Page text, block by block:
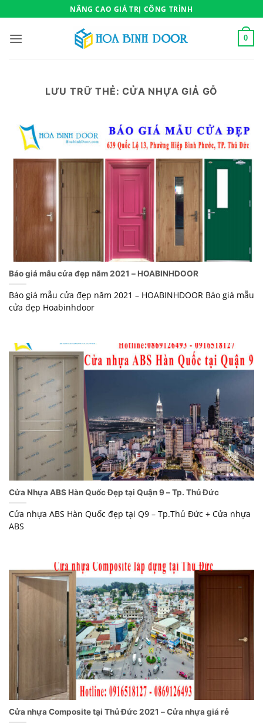
qua
nội
NÂNG CAO GIÁ TRỊ CÔNG TRÌNH
0
LƯU TRỮ THẺ:CỬA NHỰA GIẢ GỖ
Báo giá mẫu cửa đẹp năm 2021 – HOABINHDOOR
Báo giá mẫu cửa đẹp năm 2021 – HOABINHDOOR Báo giá mẫu
cửa đẹp Hoabinhdoor
Cửa Nhựa ABS Hàn Quốc Đẹp tại Quận 9 – Tp. Thủ Đức
Cửa nhựa ABS Hàn Quốc đẹp tại Q9 – Tp.Thủ Đức + Cửa nhựa
ABS
Cửa nhựa Composite tại Thủ Đức 2021 – Cửa nhựa giá rẻ